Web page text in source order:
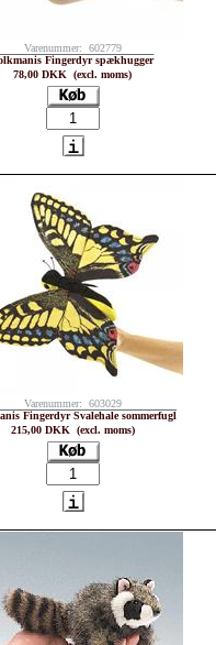
Varenummer: 602779
Fingerdyr spækhugger
78,00 DKK (excl. moms)
Varenummer: 603029
Fingerdyr Svalehale sommerfugl
215,00 DKK (excl. moms)